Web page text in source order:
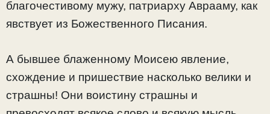
благочестивому мужу, патриарху Аврааму, как
явствует из Божественного Писания.
А бывшее блаженному Моисею явление,
схождение и пришествие насколько велики и
страшны! Они воистину страшны и